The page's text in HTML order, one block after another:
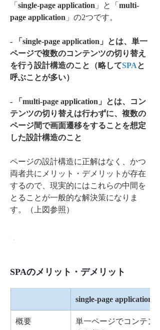
「 single-page application 」と「 multi-
page application 」の2つです。
- 「single-page application」とは、単一
ページで複数のコンテンツの切り替え
を行う設計構造のこと（略してSPAと
呼ぶことが多い）
- 「multi-page application」とは、コン
テンツの切り替えは行わずに、複数の
ページ間で画面遷移をすることを想定
した設計構造のこと
ページの設計構造に正解はなく、かつ
両者共にメリット・デメリットが存在
するので、現実的にはこれらの中間を
とることが一般的な解決策になりま
す。（上図参照）
SPAのメリット・デメリット
single-page application（
概要
単一ページでコンテン